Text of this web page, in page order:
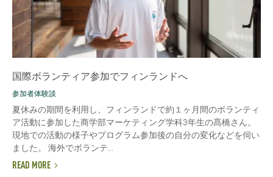
国際ボランティア参加でフィンランドへ
参加者体験談
夏休みの期間を利用し、フィンランドで約１ヶ月間のボランティ
ア活動に参加した商学部マーケティング学科3年生の髙橋さん。
現地での活動の様子やプログラム参加後の自分の変化などを伺い
ました。 海外でボランテ...
READ MORE